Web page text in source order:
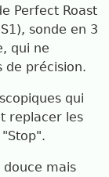
Perfect Roast
sonde en 3
qui ne
de précision.
qui
replacer les
mais